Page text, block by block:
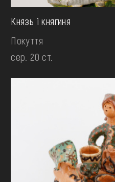
Князь і княгиня
Покуття
сер. 20 ст.